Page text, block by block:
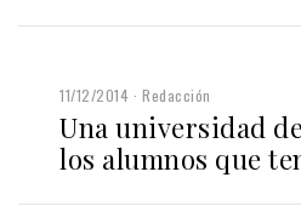
11/12/2014 Redacción
Una universidad
los alumnos que